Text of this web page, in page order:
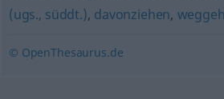
(ugs., süddt.), davonziehen,
© OpenThesaurus.de